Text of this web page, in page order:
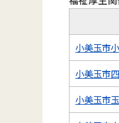
小美玉市
小美玉市
小美玉市